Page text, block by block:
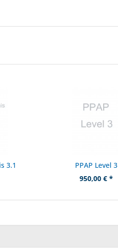
3.1
PPAP Level 3
950,00 € *